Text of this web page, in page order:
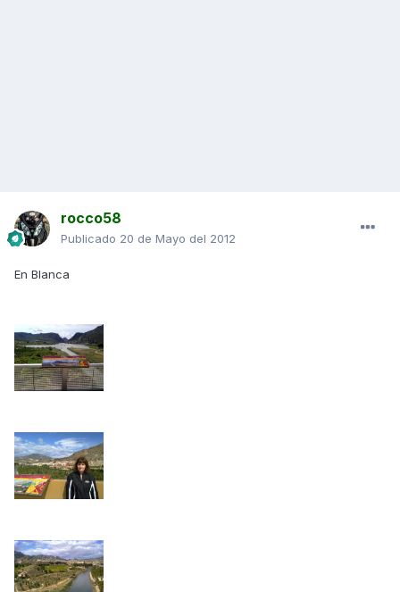
rocco58
Publicado 20 de Mayo del 2012
En Blanca